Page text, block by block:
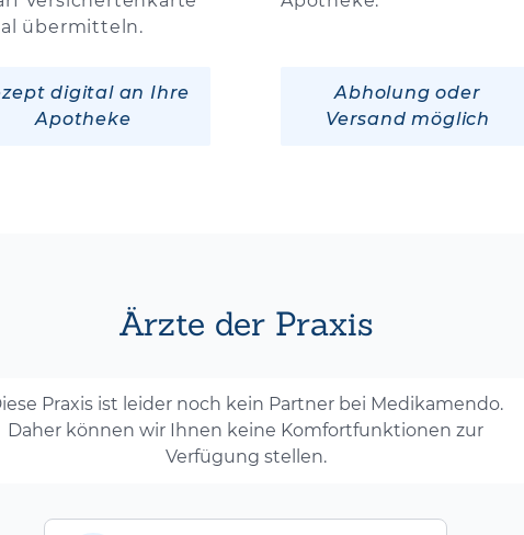
übermitteln.
digital an Ihre
Apotheke
Abholung oder
Versand möglich
Ärzte der Praxis
Praxis ist leider noch kein Partner bei Medikamendo.
Daher können wir Ihnen keine Komfortfunktionen zur
Verfügung stellen.